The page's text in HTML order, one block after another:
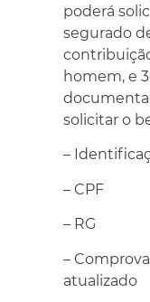
poderá
segurado
homem, e
solicitar o
–
– CPF
– RG
–
atualizado